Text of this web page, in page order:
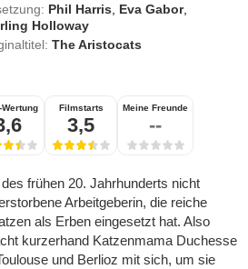
Phil Harris Eva Gabor,
Holloway
The Aristocats
Wertung Filmstarts
3,5
Meine Freunde
--
frühen 20. Jahrhunderts nicht
Arbeitgeberin, die reiche
als Erben eingesetzt hat. Also
kurzerhand Katzenmama Duchesse
und Berlioz mit sich, um sie